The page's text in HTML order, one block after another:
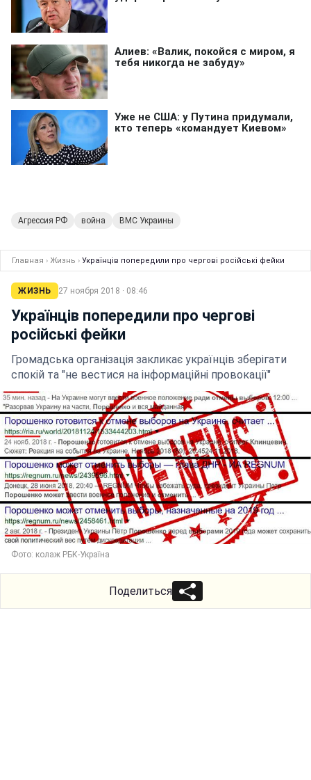
Агрессия РФ война ВМС Украины
Главная › Жизнь › Українців попередили про чергові російські фейки
ЖИЗНЬ 27 ноября 2018 · 08:46
Українців попередили про чергові
російські фейки
Громадська організація закликає українців зберігати
спокій та "не вестися на інформаційні провокації"
Фото: колаж РБК-Україна
Поделиться